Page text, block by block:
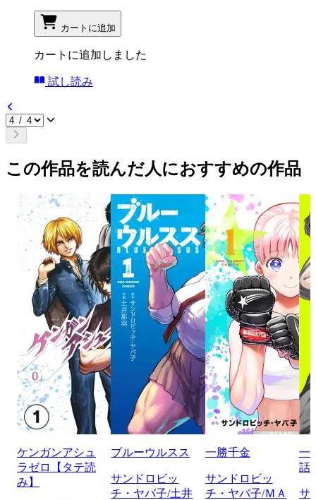
カートに追加
カートに追加しました
試し読み
この作品を読んだ人におすすめの作品
ケンガンアシュ
ラゼロ【タテ読
み】
ブルーウルスス
サンドロビッ
チ・ヤバ子/土井
一勝千金
サンドロビッ
チ・ヤバ子/ＭＡ
一
話
サ